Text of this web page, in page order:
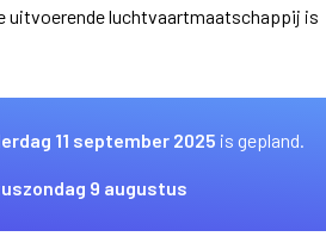
uitvoerende luchtvaartmaatschappij is
11 september 2025 is gepland.
zondag 9 augustus